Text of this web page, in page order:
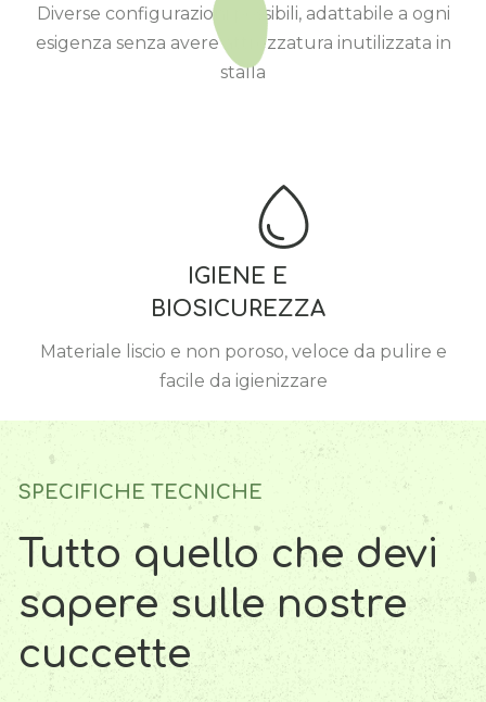
Diverse configurazioni possibili, adattabile a ogni
esigenza senza avere attrezzatura inutilizzata in
stalla
IGIENE E
BIOSICUREZZA
Materiale liscio e non poroso, veloce da pulire e
facile da igienizzare
SPECIFICHE TECNICHE
Tutto quello che devi
sapere sulle nostre
cuccette